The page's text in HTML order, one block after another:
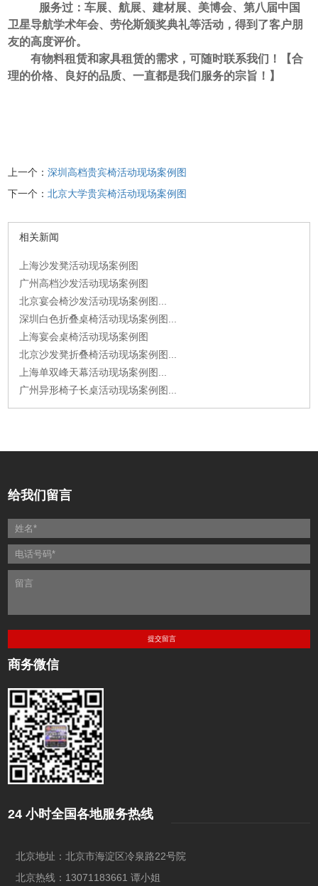
服务过：车展、航展、建材展、美博会、第八届中国
卫星导航学术年会、劳伦斯颁奖典礼等活动，得到了客户朋
友的高度评价。
有物料租赁和家具租赁的需求，可随时联系我们！【合
理的价格、良好的品质、一直都是我们服务的宗旨！】
上一个：深圳高档贵宾椅活动现场案例图
下一个：北京大学贵宾椅活动现场案例图
相关新闻
上海沙发凳活动现场案例图
广州高档沙发活动现场案例图
北京宴会椅沙发活动现场案例图...
深圳白色折叠桌椅活动现场案例图...
上海宴会桌椅活动现场案例图
北京沙发凳折叠椅活动现场案例图...
上海单双峰天幕活动现场案例图...
广州异形椅子长桌活动现场案例图...
给我们留言
商务微信
24 小时全国各地服务热线
北京地址：北京市海淀区冷泉路22号院
北京热线：13071183661 谭小姐